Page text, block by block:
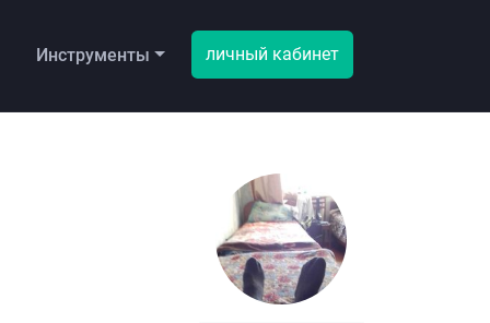
Инструменты личный кабинет